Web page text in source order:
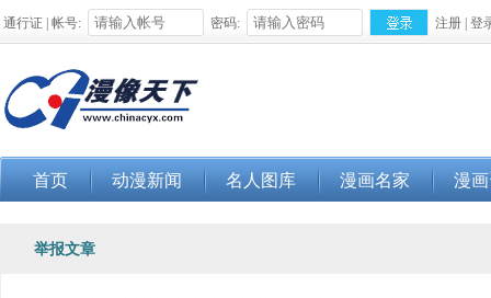
通行证 | 帐号: 密码: 注册 登
首页 动漫新闻 名人图库 漫画名家 漫
举报文章